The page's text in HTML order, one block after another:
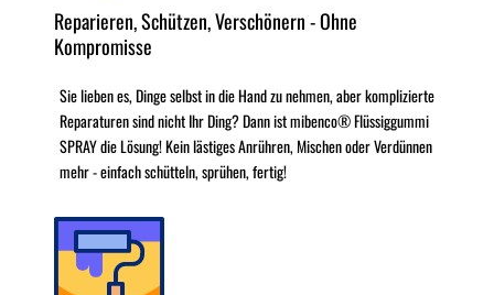
Reparieren, Schützen, Verschönern - Ohne
Kompromisse
Sie lieben es, Dinge selbst in die Hand zu nehmen, aber komplizierte
Reparaturen sind nicht Ihr Ding? Dann ist mibenco® Flüssiggummi
SPRAY die Lösung! Kein lästiges Anrühren, Mischen oder Verdünnen
mehr - einfach schütteln, sprühen, fertig!